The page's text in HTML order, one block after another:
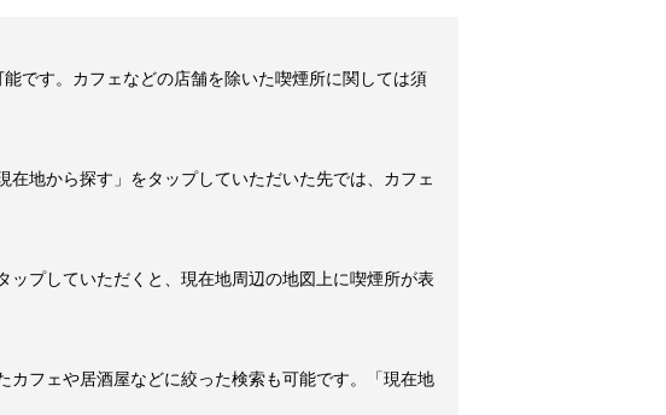
です。カフェなどの店舗を除いた喫煙所に関しては須
地から探す」をタップしていただいた先では、カフェ
プしていただくと、現在地周辺の地図上に喫煙所が表
フェや居酒屋などに絞った検索も可能です。「現在地